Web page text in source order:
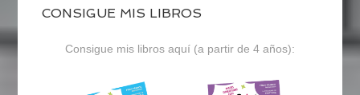
CONSIGUE MIS LIBROS
Consigue mis libros aquí (a partir de 4 años):